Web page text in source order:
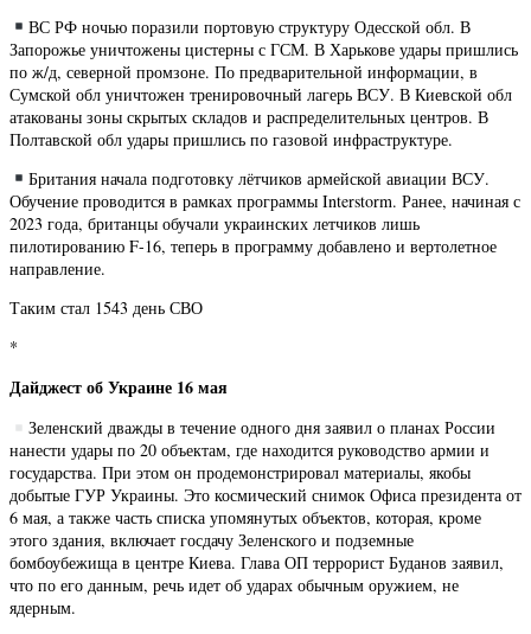
ВС РФ ночью поразили портовую структуру Одесской обл. В
Запорожье уничтожены цистерны с ГСМ. В Харькове удары пришлись
по ж/д, северной промзоне. По предварительной информации, в
Сумской обл уничтожен тренировочный лагерь ВСУ. В Киевской обл
атакованы зоны скрытых складов и распределительных центров. В
Полтавской обл удары пришлись по газовой инфраструктуре.
Британия начала подготовку лётчиков армейской авиации ВСУ.
Обучение проводится в рамках программы Interstorm. Ранее, начиная с
2023 года, британцы обучали украинских летчиков лишь
пилотированию F-16, теперь в программу добавлено и вертолетное
направление.
Таким стал 1543 день СВО
*
Дайджест об Украине 16 мая
Зеленский дважды в течение одного дня заявил о планах России
нанести удары по 20 объектам, где находится руководство армии и
государства. При этом он продемонстрировал материалы, якобы
добытые ГУР Украины. Это космический снимок Офиса президента от
6 мая, а также часть списка упомянутых объектов, которая, кроме
этого здания, включает госдачу Зеленского и подземные
бомбоубежища в центре Киева. Глава ОП террорист Буданов заявил,
что по его данным, речь идет об ударах обычным оружием, не
ядерным.